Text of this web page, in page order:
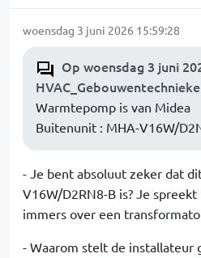
woensdag 3 juni 2026 15:59:28
Op woensdag 3 juni
Warmtepomp is van Midea
Buitenunit : MHA-V16W/
- Je bent absoluut zeker dat
V16W/D2RN8-B is? Je
immers over een
- Waarom stelt de